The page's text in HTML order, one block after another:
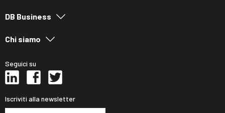
DB Business
Chi siamo
Seguici su
Iscriviti alla newsletter